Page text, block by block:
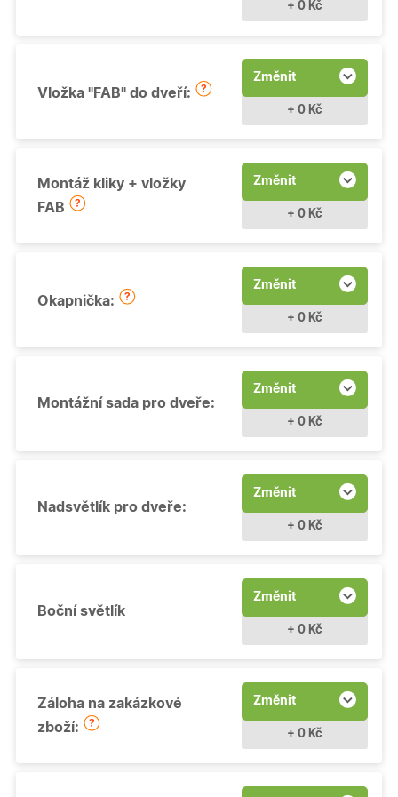
+ 0 Kč
Vložka "FAB" do dveří:
Změnit
+ 0 Kč
Montáž kliky + vložky
FAB
Změnit
+ 0 Kč
Okapnička:
Změnit
+ 0 Kč
Montážní sada pro dveře:
Změnit
+ 0 Kč
Nadsvětlík pro dveře:
Změnit
+ 0 Kč
Boční světlík
Změnit
+ 0 Kč
Záloha na zakázkové
zboží:
Změnit
+ 0 Kč